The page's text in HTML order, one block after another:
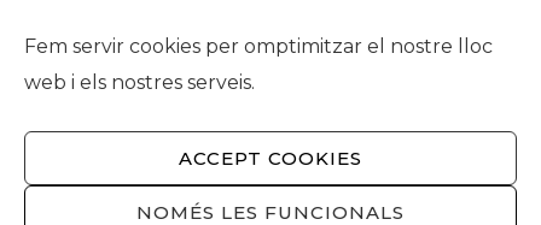
Fem servir cookies per omptimitzar el nostre lloc
web i els nostres serveis.
ACCEPT COOKIES
NOMÉS LES FUNCIONALS